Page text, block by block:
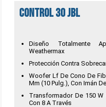
CONTROL 30 JBL
Diseño Totalmente
Weathermax
Protección Contra
Woofer Lf De Cono De
Mm (10 Pulg.), Con Imán
Transformador De 150 W
Con 8 A Través